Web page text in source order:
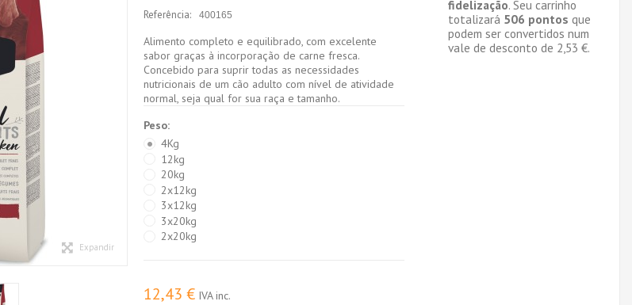
Expandir
Referência: 400165
Alimento completo e equilibrado, com excelente
sabor graças à incorporação de carne fresca.
Concebido para suprir todas as necessidades
nutricionais de um cão adulto com nível de atividade
normal, seja qual for sua raça e tamanho.
Peso:
4Kg
12kg
20kg
2x12kg
3x12kg
3x20kg
2x20kg
12,43 € IVA inc.
fidelização. Seu carrinho
totalizará 506 pontos que
podem ser convertidos num
vale de desconto de 2,53 €.